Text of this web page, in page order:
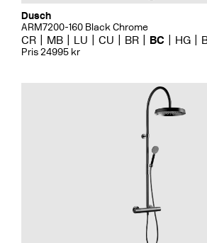
Dusch
ARM7200-160 Black Chrome
CR MB LU CU BR BC HG
Pris 24995 kr